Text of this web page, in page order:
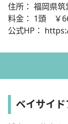
住所： 福岡県
料金： 1頭 ￥
公式HP：
ベイサイ